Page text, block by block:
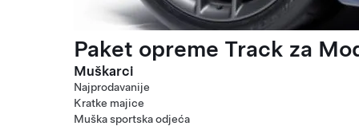
Paket opreme Track za
Muškarci
Najprodavanije
Kratke majice
Muška sportska odjeća